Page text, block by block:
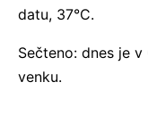
datu, 37°C.
Sečteno: dnes je
venku.